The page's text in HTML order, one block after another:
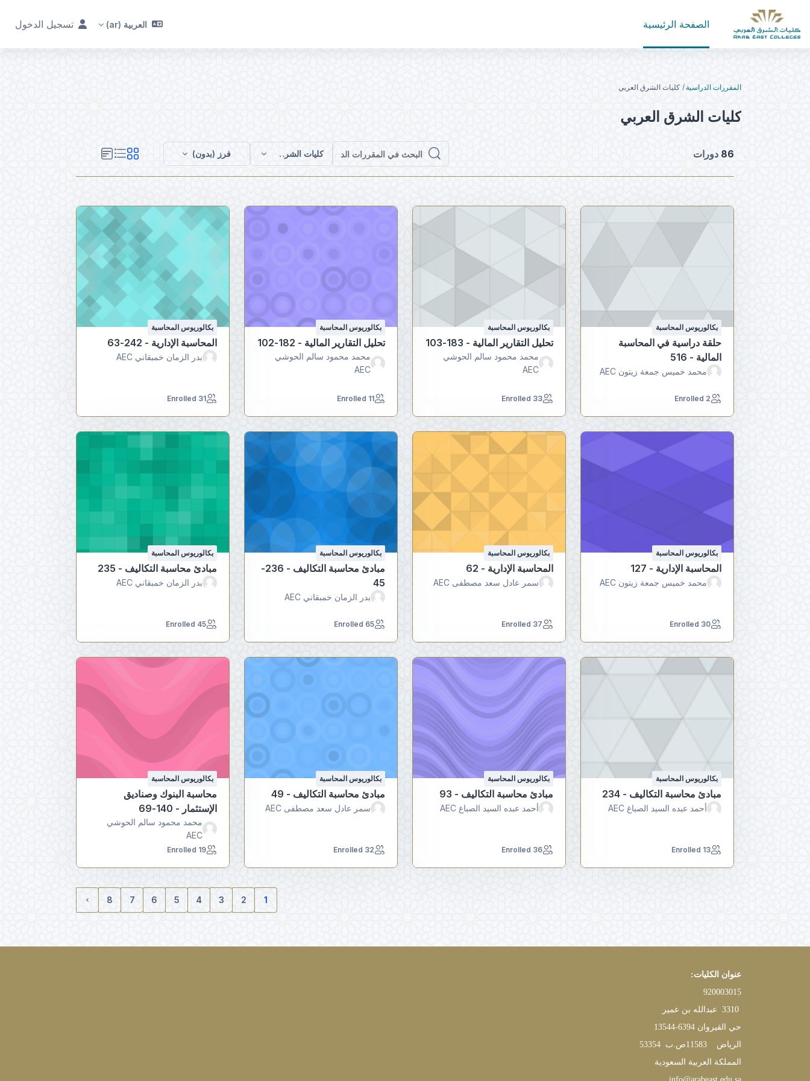
تخطى إلى المحتوى الرئيسي
الصفحة الرئيسية
العربية ‎(ar)‎ تسجيل الدخول
المقررات الدراسية كليات الشرق العربي
كليات الشرق العربي
86 دورات
البحث في المقررات الدراسية
البحث في المقررات الدراسية
كليات الشرق العربي فرز (بدون)
بكالوريوس المحاسبة
حلقة دراسية في المحاسبة
المالية - 516
محمد خميس جمعة زيتون AEC
2 Enrolled
بكالوريوس المحاسبة
تحليل التقارير المالية - 183-103
محمد محمود سالم الحوشي
AEC
33 Enrolled
بكالوريوس المحاسبة
تحليل التقارير المالية - 182-102
محمد محمود سالم الحوشي
AEC
11 Enrolled
بكالوريوس المحاسبة
المحاسبة الإدارية - 242-63
بدر الزمان خمبقاني AEC
31 Enrolled
بكالوريوس المحاسبة
المحاسبة الإدارية - 127
محمد خميس جمعة زيتون AEC
30 Enrolled
بكالوريوس المحاسبة
المحاسبة الإدارية - 62
سمر عادل سعد مصطفى AEC
37 Enrolled
بكالوريوس المحاسبة
مبادئ محاسبة التكاليف - 236-
45
بدر الزمان خمبقاني AEC
65 Enrolled
بكالوريوس المحاسبة
مبادئ محاسبة التكاليف - 235
بدر الزمان خمبقاني AEC
45 Enrolled
بكالوريوس المحاسبة
مبادئ محاسبة التكاليف - 234
أحمد عبده السيد الصباغ AEC
13 Enrolled
بكالوريوس المحاسبة
مبادئ محاسبة التكاليف - 93
أحمد عبده السيد الصباغ AEC
36 Enrolled
بكالوريوس المحاسبة
مبادئ محاسبة التكاليف - 49
سمر عادل سعد مصطفى AEC
32 Enrolled
بكالوريوس المحاسبة
محاسبة البنوك وصناديق
الإستثمار - 140-69
محمد محمود سالم الحوشي
AEC
19 Enrolled
1
(الحالي)
2
3
4
5
6
7
8
عنوان الكليات:
920003015
3310 عبدالله بن عمير
حي القيروان 13544-6394
الرياض
11583ص.ب 53354
المملكة العربية السعودية